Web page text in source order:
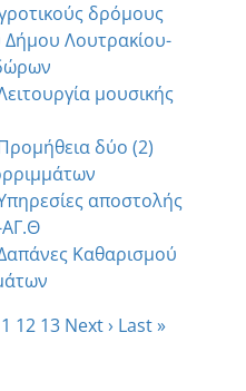
δρόμους
Δήμου Λουτρακίου-
μουσικής
δύο (2)
αποστολής
Καθαρισμού
12 13 Next › Last »